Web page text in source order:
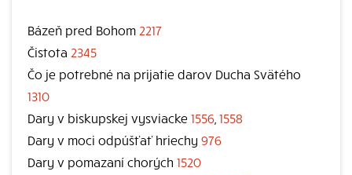
Bázeň pred Bohom 2217
Čistota 2345
Čo je potrebné na prijatie darov Ducha Svätého
1310
Dary v biskupskej vysviacke 1556 1558
Dary v moci odpúšťať hriechy 976
Dary v pomazaní chorých 1520